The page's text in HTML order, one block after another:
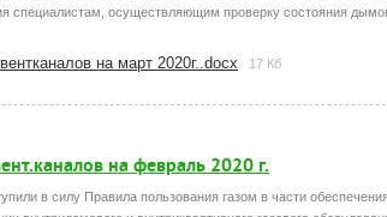
специалистам, осуществляющим проверку состояния
на март 2020г..docx 17 Кб
на февраль 2020 г.
в силу Правила пользования газом в части